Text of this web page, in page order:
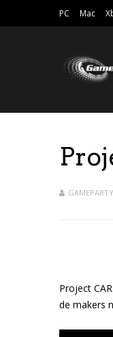
PC Mac
GAMEPARTY
Project
de makers